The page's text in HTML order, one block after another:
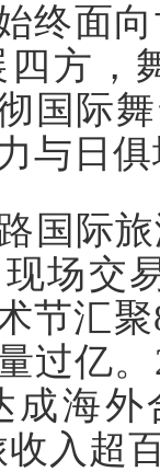
终面
四方，
国际
力与日
国际
场交
节汇
过亿
成海
入超